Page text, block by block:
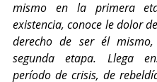
mismo en la primera
existencia, conoce le dolor
derecho de ser él
segunda etapa. Llega
período de crisis, de